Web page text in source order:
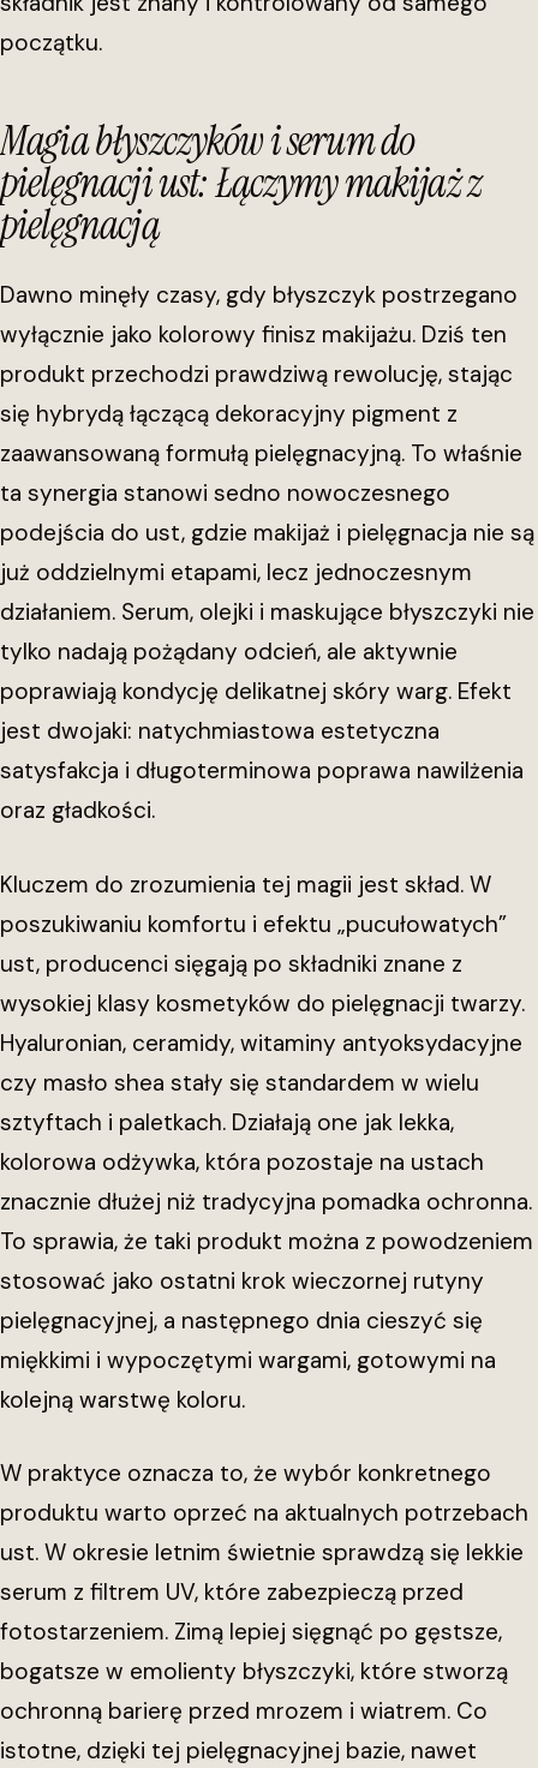
początku.
Magia błyszczyków i serum do
pielęgnacji ust: Łączymy makijaż z
pielęgnacją
Dawno minęły czasy, gdy błyszczyk postrzegano
wyłącznie jako kolorowy finisz makijażu. Dziś ten
produkt przechodzi prawdziwą rewolucję, stając
się hybrydą łączącą dekoracyjny pigment z
zaawansowaną formułą pielęgnacyjną. To właśnie
ta synergia stanowi sedno nowoczesnego
podejścia do ust, gdzie makijaż i pielęgnacja nie są
już oddzielnymi etapami, lecz jednoczesnym
działaniem. Serum, olejki i maskujące błyszczyki nie
tylko nadają pożądany odcień, ale aktywnie
poprawiają kondycję delikatnej skóry warg. Efekt
jest dwojaki: natychmiastowa estetyczna
satysfakcja i długoterminowa poprawa nawilżenia
oraz gładkości.
Kluczem do zrozumienia tej magii jest skład. W
poszukiwaniu komfortu i efektu „pucułowatych”
ust, producenci sięgają po składniki znane z
wysokiej klasy kosmetyków do pielęgnacji twarzy.
Hyaluronian, ceramidy, witaminy antyoksydacyjne
czy masło shea stały się standardem w wielu
sztyftach i paletkach. Działają one jak lekka,
kolorowa odżywka, która pozostaje na ustach
znacznie dłużej niż tradycyjna pomadka ochronna.
To sprawia, że taki produkt można z powodzeniem
stosować jako ostatni krok wieczornej rutyny
pielęgnacyjnej, a następnego dnia cieszyć się
miękkimi i wypoczętymi wargami, gotowymi na
kolejną warstwę koloru.
W praktyce oznacza to, że wybór konkretnego
produktu warto oprzeć na aktualnych potrzebach
ust. W okresie letnim świetnie sprawdzą się lekkie
serum z filtrem UV, które zabezpieczą przed
fotostarzeniem. Zimą lepiej sięgnąć po gęstsze,
bogatsze w emolienty błyszczyki, które stworzą
ochronną barierę przed mrozem i wiatrem. Co
istotne, dzięki tej pielęgnacyjnej bazie, nawet